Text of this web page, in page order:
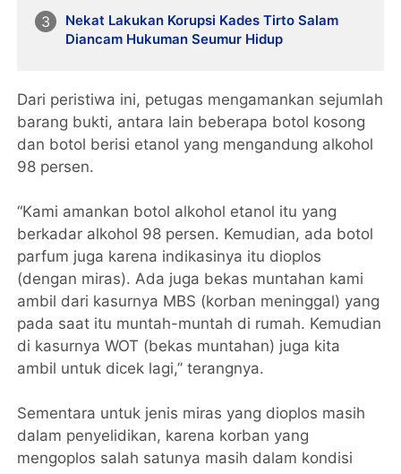
Nekat Lakukan Korupsi Kades Tirto Salam
Diancam Hukuman Seumur Hidup
Dari peristiwa ini, petugas mengamankan sejumlah
barang bukti, antara lain beberapa botol kosong
dan botol berisi etanol yang mengandung alkohol
98 persen.
“Kami amankan botol alkohol etanol itu yang
berkadar alkohol 98 persen. Kemudian, ada botol
parfum juga karena indikasinya itu dioplos
(dengan miras). Ada juga bekas muntahan kami
ambil dari kasurnya MBS (korban meninggal) yang
pada saat itu muntah-muntah di rumah. Kemudian
di kasurnya WOT (bekas muntahan) juga kita
ambil untuk dicek lagi,” terangnya.
Sementara untuk jenis miras yang dioplos masih
dalam penyelidikan, karena korban yang
mengoplos salah satunya masih dalam kondisi